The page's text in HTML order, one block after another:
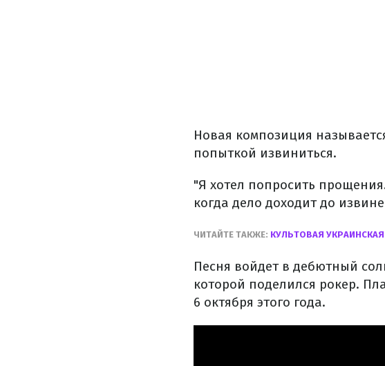
Новая композиция
попыткой извиниться.
"Я хотел попросить
когда дело доходит до
ЧИТАЙТЕ ТАКЖЕ: КУЛЬТОВАЯ
Песня войдет в дебютный
которой поделился рокер.
6 октября этого года.